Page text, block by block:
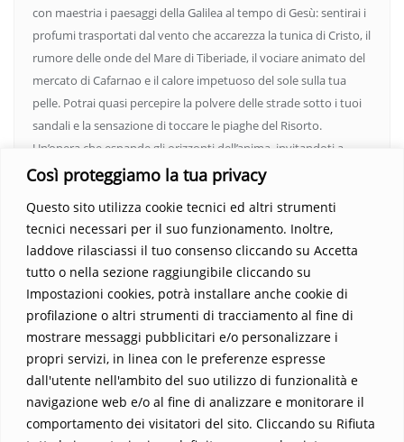
Così proteggiamo la tua privacy
Questo sito utilizza cookie tecnici ed altri strumenti
tecnici necessari per il suo funzionamento. Inoltre,
laddove rilasciassi il tuo consenso cliccando su Accetta
tutto o nella sezione raggiungibile cliccando su
Impostazioni cookies, potrà installare anche cookie di
profilazione o altri strumenti di tracciamento al fine di
mostrare messaggi pubblicitari e/o personalizzare i
propri servizi, in linea con le preferenze espresse
dall'utente nell'ambito del suo utilizzo di funzionalità e
navigazione web e/o al fine di analizzare e monitorare il
comportamento dei visitatori del sito. Cliccando su Rifiuta
con maestria i paesaggi della Galilea al tempo di Gesù: sentirai i
profumi trasportati dal vento che accarezza la tunica di Cristo, il
rumore delle onde del Mare di Tiberiade, il vociare animato del
mercato di Cafarnao e il calore impetuoso del sole sulla tua
pelle. Potrai quasi percepire la polvere delle strade sotto i tuoi
sandali e la sensazione di toccare le piaghe del Risorto.
Un’opera che espande gli orizzonti dell’anima, invitandoti a
vedere oltre i confini del conosciuto. Scopri un mondo in cui
indimenticabile.Non perdere l’occasione di immergerti in
questo viaggio straordinario. Acquista il libro e lascia che la